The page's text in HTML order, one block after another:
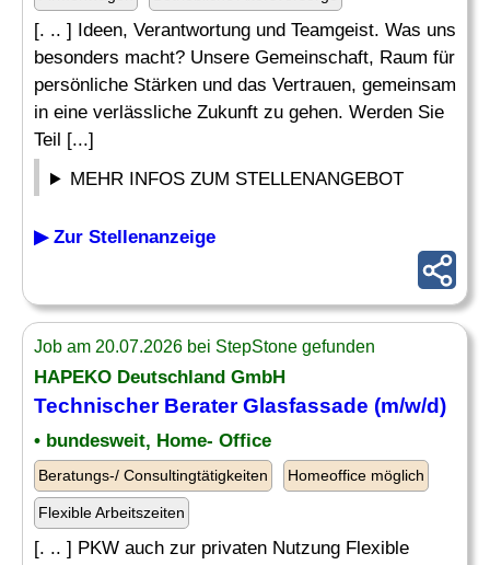
[. .. ] Ideen, Verantwortung und Teamgeist. Was uns
besonders macht? Unsere Gemeinschaft, Raum für
persönliche Stärken und das Vertrauen, gemeinsam
in eine verlässliche Zukunft zu gehen. Werden Sie
Teil [...]
MEHR INFOS ZUM STELLENANGEBOT
▶ Zur Stellenanzeige
Job am 20.07.2026 bei StepStone gefunden
HAPEKO Deutschland GmbH
Technischer BeraterGlasfassade (m/w/d)
• bundesweit, Home- Office
Beratungs-/ Consultingtätigkeiten Homeoffice möglich
Flexible Arbeitszeiten
[. .. ] PKW auch zur privaten Nutzung Flexible